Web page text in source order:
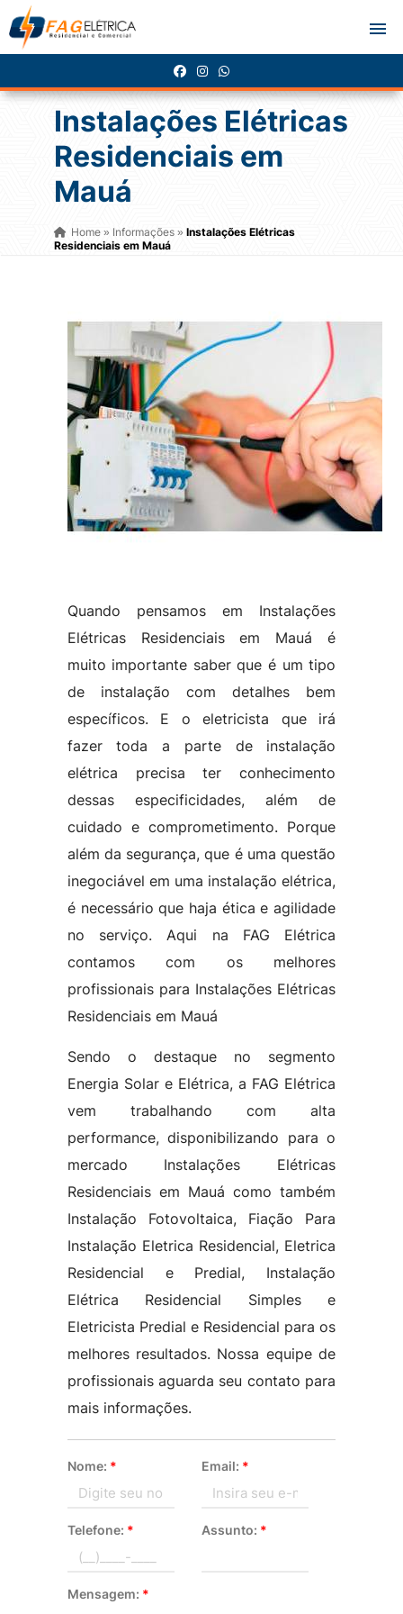
Instalações Elétricas
Residenciais em
Mauá
Home» Informações » Instalações Elétricas
Residenciais em Mauá
Quando pensamos em Instalações
Elétricas Residenciais em Mauá é
muito importante saber que é um tipo
de instalação com detalhes bem
específicos. E o eletricista que irá
fazer toda a parte de instalação
elétrica precisa ter conhecimento
dessas especificidades, além de
cuidado e comprometimento. Porque
além da segurança, que é uma questão
inegociável em uma instalação elétrica,
é necessário que haja ética e agilidade
no serviço. Aqui na FAG Elétrica
contamos com os melhores
profissionais para Instalações Elétricas
Residenciais em Mauá
Sendo o destaque no segmento
Energia Solar e Elétrica, a FAG Elétrica
vem trabalhando com alta
performance, disponibilizando para o
mercado Instalações Elétricas
Residenciais em Mauá como também
Instalação Fotovoltaica, Fiação Para
Instalação Eletrica Residencial, Eletrica
Residencial e Predial, Instalação
Elétrica Residencial Simples e
Eletricista Predial e Residencial para os
melhores resultados. Nossa equipe de
profissionais aguarda seu contato para
mais informações.
Nome: * Email: *
Telefone: * Assunto: *
Mensagem: *